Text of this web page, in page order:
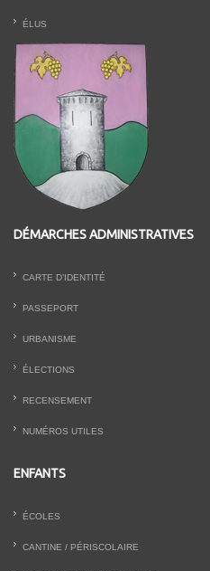
ÉLUS
DÉMARCHES ADMINISTRATIVES
CARTE D’IDENTITÉ
PASSEPORT
URBANISME
ÉLECTIONS
RECENSEMENT
NUMÉROS UTILES
ENFANTS
ÉCOLES
CANTINE / PÉRISCOLAIRE